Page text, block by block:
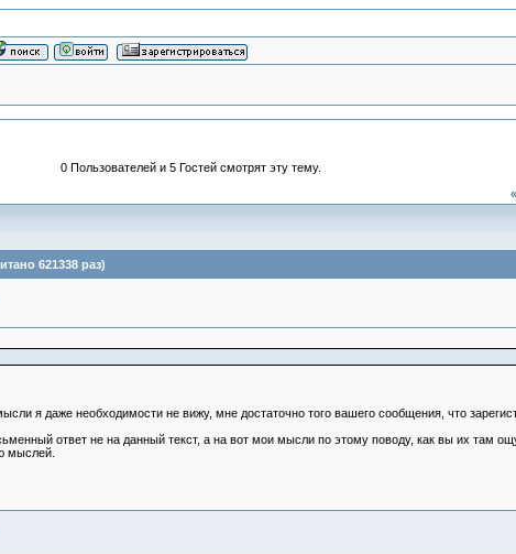
0 Пользователей и 5 Гостей смотрят эту тему.
621338 раз)
я даже необходимости не вижу, мне достаточно того вашего сообщения, что
ответ не на данный текст, а на вот мои мысли по этому поводу, как вы их там
мыслей.